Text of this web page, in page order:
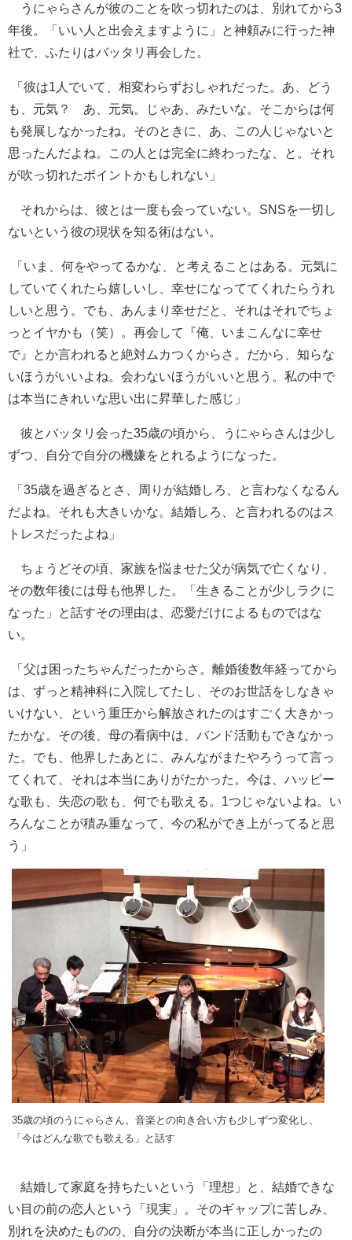
うにゃらさんが彼のことを吹っ切れたのは、別れてから3
年後。「いい人と出会えますように」と神頼みに行った神
社で、ふたりはバッタリ再会した。
「彼は1人でいて、相変わらずおしゃれだった。あ、どう
も、元気？ あ、元気。じゃあ、みたいな。そこからは何
も発展しなかったね。そのときに、あ、この人じゃないと
思ったんだよね。この人とは完全に終わったな、と。それ
が吹っ切れたポイントかもしれない」
それからは、彼とは一度も会っていない。SNSを一切し
ないという彼の現状を知る術はない。
「いま、何をやってるかな、と考えることはある。元気に
していてくれたら嬉しいし、幸せになっててくれたらうれ
しいと思う。でも、あんまり幸せだと、それはそれでちょ
っとイヤかも（笑）。再会して『俺、いまこんなに幸せ
で』とか言われると絶対ムカつくからさ。だから、知らな
いほうがいいよね。会わないほうがいいと思う。私の中で
は本当にきれいな思い出に昇華した感じ」
彼とバッタリ会った35歳の頃から、うにゃらさんは少し
ずつ、自分で自分の機嫌をとれるようになった。
「35歳を過ぎるとさ、周りが結婚しろ、と言わなくなるん
だよね。それも大きいかな。結婚しろ、と言われるのはス
トレスだったよね」
ちょうどその頃、家族を悩ませた父が病気で亡くなり、
その数年後には母も他界した。「生きることが少しラクに
なった」と話すその理由は、恋愛だけによるものではな
い。
「父は困ったちゃんだったからさ。離婚後数年経ってから
は、ずっと精神科に入院してたし、そのお世話をしなきゃ
いけない、という重圧から解放されたのはすごく大きかっ
たかな。その後、母の看病中は、バンド活動もできなかっ
た。でも、他界したあとに、みんながまたやろうって言っ
てくれて、それは本当にありがたかった。今は、ハッピー
な歌も、失恋の歌も、何でも歌える。1つじゃないよね。い
ろんなことが積み重なって、今の私ができ上がってると思
う」
35歳の頃のうにゃらさん。音楽との向き合い方も少しずつ変化し、
「今はどんな歌でも歌える」と話す
結婚して家庭を持ちたいという「理想」と、結婚できな
い目の前の恋人という「現実」。そのギャップに苦しみ、
別れを決めたものの、自分の決断が本当に正しかったの